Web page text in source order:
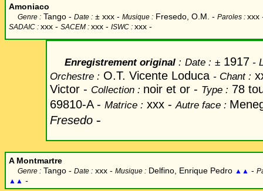
Amoniaco
Genre : Tango - Date : ± xxx - Musique : Fresedo, O.M. - Paroles : xxx
SADAIC : xxx - SACEM : xxx - ISWC : xxx -
Enregistrement original : Date : ± 1917 -
Orchestre : O.T. Vicente Loduca - Chant:
Victor - Collection : noir et or - Type : 78
69810-A - Matrice : xxx - Autre face :
Fresedo -
A Montmartre
Genre : Tango - Date : xxx - Musique : Delfino, Enrique Pedro ▲▲ -
▲▲ -